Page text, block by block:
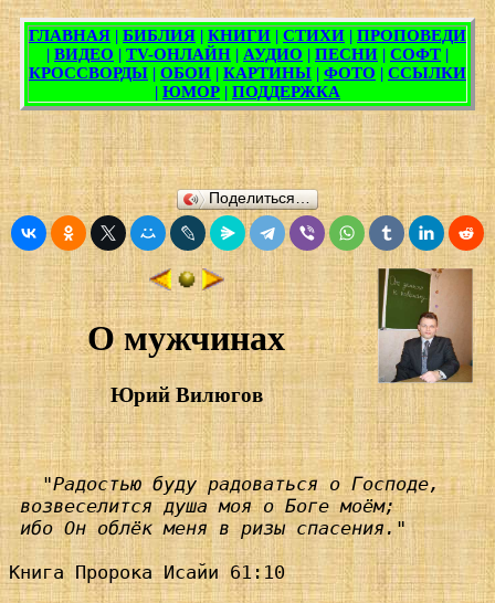
Поделиться…
О мужчинах
Юрий Вилюгов
"Радостью буду радоваться о Господе,
возвеселится душа моя о Боге моём;
ибо Он облёк меня в ризы спасения."
Книга Пророка Исайи 61:10